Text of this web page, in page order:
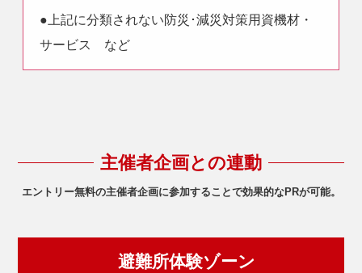
●上記に分類されない防災･減災対策用資機材・
サービス など
主催者企画との連動
エントリー無料の主催者企画に参加することで効果的なPRが可能。
避難所体験ゾーン